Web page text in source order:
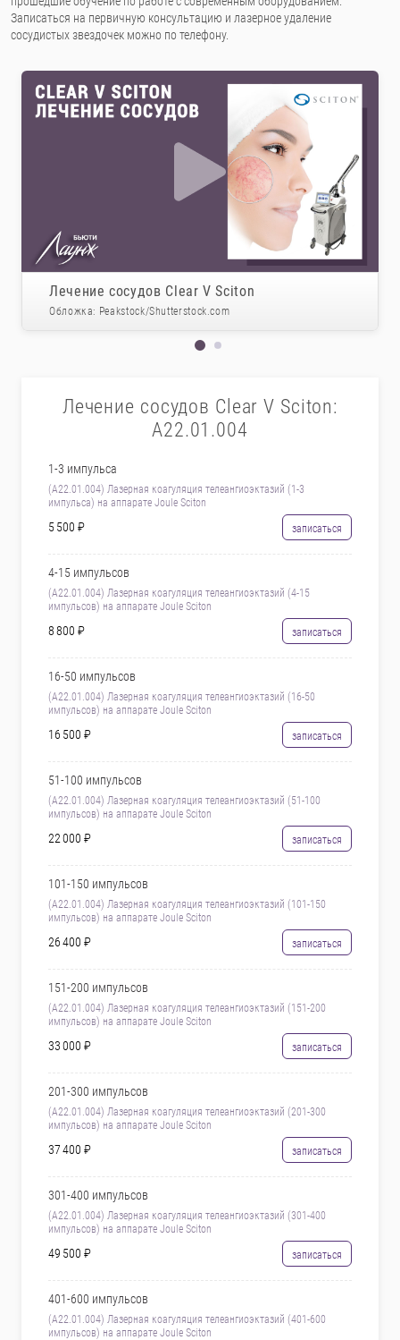
Записаться на первичную консультацию и лазерное удаление
сосудистых звездочек можно по телефону.
Лечение сосудов Clear V Sciton
Обложка: Peakstock/Shutterstock.com
Лечение сосудов Clear V Sciton:
A22.01.004
1-3 импульса
(A22.01.004) Лазерная коагуляция телеангиоэктазий (1-3
импульса) на аппарате Joule Sciton
5 500 ₽ записаться
4-15 импульсов
(A22.01.004) Лазерная коагуляция телеангиоэктазий (4-15
импульсов) на аппарате Joule Sciton
8 800 ₽ записаться
16-50 импульсов
(A22.01.004) Лазерная коагуляция телеангиоэктазий (16-50
импульсов) на аппарате Joule Sciton
16 500 ₽ записаться
51-100 импульсов
(A22.01.004) Лазерная коагуляция телеангиоэктазий (51-100
импульсов) на аппарате Joule Sciton
22 000 ₽ записаться
101-150 импульсов
(A22.01.004) Лазерная коагуляция телеангиоэктазий (101-150
импульсов) на аппарате Joule Sciton
26 400 ₽ записаться
151-200 импульсов
(A22.01.004) Лазерная коагуляция телеангиоэктазий (151-200
импульсов) на аппарате Joule Sciton
33 000 ₽ записаться
201-300 импульсов
(A22.01.004) Лазерная коагуляция телеангиоэктазий (201-300
импульсов) на аппарате Joule Sciton
37 400 ₽ записаться
301-400 импульсов
(A22.01.004) Лазерная коагуляция телеангиоэктазий (301-400
импульсов) на аппарате Joule Sciton
49 500 ₽ записаться
401-600 импульсов
(A22.01.004) Лазерная коагуляция телеангиоэктазий (401-600
импульсов) на аппарате Joule Sciton